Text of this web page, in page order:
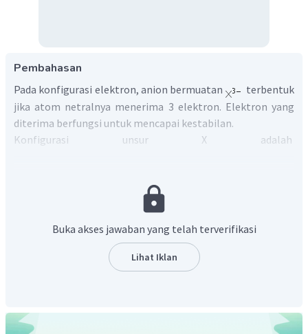
Pembahasan
Pada konfigurasi elektron, anion bermuatan
terbentuk
jika atom netralnya menerima 3 elektron. Elektron yang
diterima berfungsi untuk mencapai kestabilan.
Konfigurasi unsur X adalah
unsur golongan utama. Unsur X memiliki elektron valensi 5
dan elektron terakhir berada pada kulit ke-4.
itu, unsur X berada pada golongan VA dan periode 4.
Jadi, jawaban yang benar adalah D.
Buka akses jawaban yang telah terverifikasi
Lihat Iklan